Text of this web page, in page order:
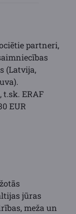
partneri,
(Latvija,
t.sk. ERAF
EUR
jūras
meža un